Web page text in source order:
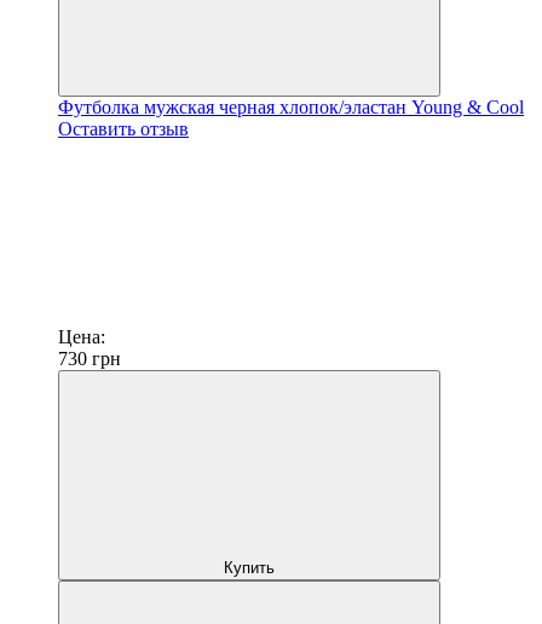
Футболка мужская черная хлопок/эластан Young & Cool
Оставить отзыв
Цена:
730 грн
Купить